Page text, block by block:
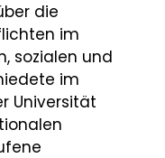
die
im
sozialen und
im
Universität